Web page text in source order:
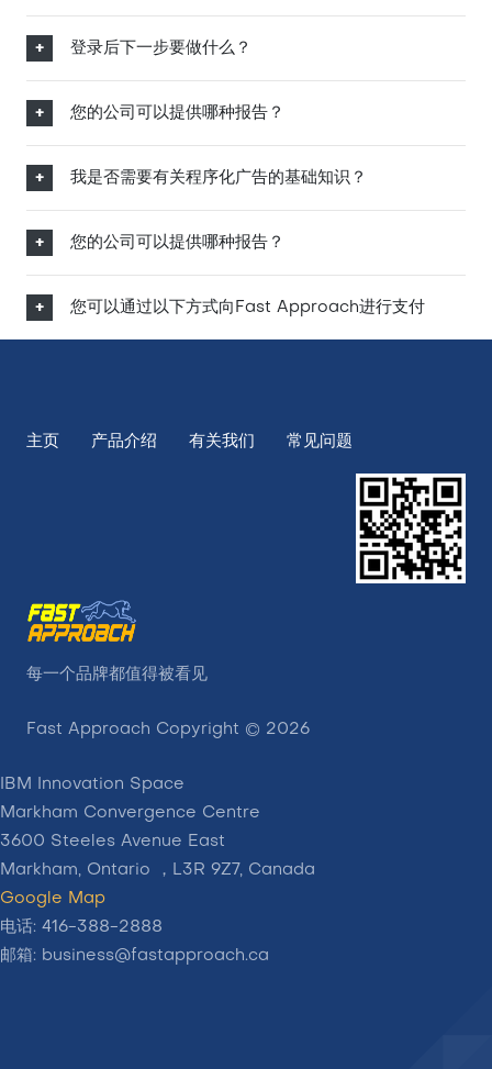
登录后下一步要做什么？
您的公司可以提供哪种报告？
我是否需要有关程序化广告的基础知识？
您的公司可以提供哪种报告？
您可以通过以下方式向Fast Approach进行支付
主页 产品介绍 有关我们 常见问题
每一个品牌都值得被看见
Fast Approach Copyright © 2026
IBM Innovation Space
Markham Convergence Centre
3600 Steeles Avenue East
Markham, Ontario ，L3R 9Z7, Canada
Google Map
电话: 416-388-2888
邮箱: business@fastapproach.ca